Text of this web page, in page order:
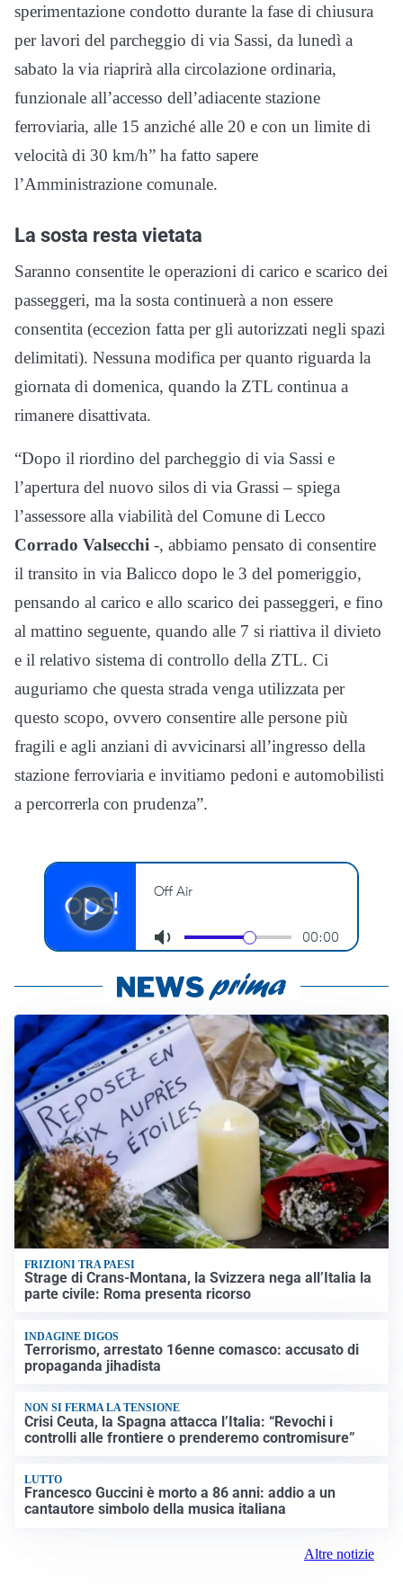
sperimentazione condotto durante la fase di chiusura
per lavori del parcheggio di via Sassi, da lunedì a
sabato la via riaprirà alla circolazione ordinaria,
funzionale all’accesso dell’adiacente stazione
ferroviaria, alle 15 anziché alle 20 e con un limite di
velocità di 30 km/h” ha fatto sapere
l’Amministrazione comunale.
La sosta resta vietata
Saranno consentite le operazioni di carico e scarico dei
passeggeri, ma la sosta continuerà a non essere
consentita (eccezion fatta per gli autorizzati negli spazi
delimitati). Nessuna modifica per quanto riguarda la
giornata di domenica, quando la ZTL continua a
rimanere disattivata.
“Dopo il riordino del parcheggio di via Sassi e
l’apertura del nuovo silos di via Grassi – spiega
l’assessore alla viabilità del Comune di Lecco
Corrado Valsecchi -, abbiamo pensato di consentire
il transito in via Balicco dopo le 3 del pomeriggio,
pensando al carico e allo scarico dei passeggeri, e fino
al mattino seguente, quando alle 7 si riattiva il divieto
e il relativo sistema di controllo della ZTL. Ci
auguriamo che questa strada venga utilizzata per
questo scopo, ovvero consentire alle persone più
fragili e agli anziani di avvicinarsi all’ingresso della
stazione ferroviaria e invitiamo pedoni e automobilisti
a percorrerla con prudenza”.
FRIZIONI TRA PAESI
Strage di Crans-Montana, la Svizzera nega all’Italia la
parte civile: Roma presenta ricorso
INDAGINE DIGOS
Terrorismo, arrestato 16enne comasco: accusato di
propaganda jihadista
NON SI FERMA LA TENSIONE
Crisi Ceuta, la Spagna attacca l’Italia: “Revochi i
controlli alle frontiere o prenderemo contromisure”
LUTTO
Francesco Guccini è morto a 86 anni: addio a un
cantautore simbolo della musica italiana
Altre notizie